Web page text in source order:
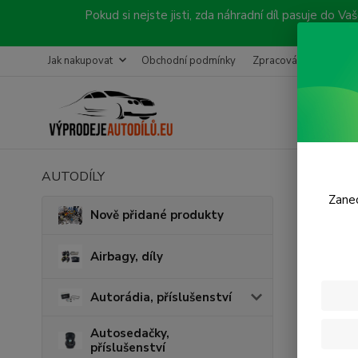
Pokud si nejste jisti, zda náhradní díl pasuje do
Jak nakupovat Obchodní podmínky Zpracování objednávky
AUTODÍLY
Nově přidané produkty
Airbagy, díly
Autorádia, příslušenství
Autosedačky,
příslušenství